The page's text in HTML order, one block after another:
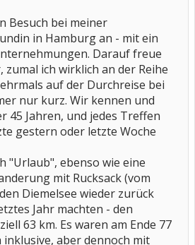
Besuch bei meiner
in Hamburg an - mit ein
Darauf freue
zumal ich wirklich an der Reihe
auf der Durchreise bei
nur kurz. Wir kennen und
45 Jahren, und jedes Treffen
gestern oder letzte Woche
"Urlaub", ebenso wie eine
mit Rucksack (vom
Diemelsee wieder zurück
Jahr machten - den
63 km. Es waren am Ende 77
inklusive, aber dennoch mit